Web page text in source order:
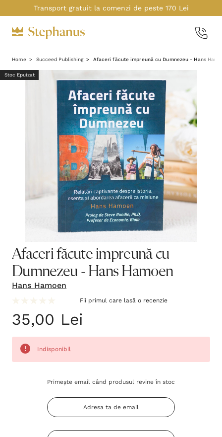
Transport gratuit la comenzi de peste 170 Lei
Home Succeed Publishing Afaceri făcute impreună cu Dumnezeu - Hans
Stoc Epuizat
Afaceri făcute impreună cu
Dumnezeu - Hans Hamoen
Hans Hamoen
Fii primul care lasă o recenzie
35,00 Lei
Indisponibil
Primește email când produsul revine în stoc